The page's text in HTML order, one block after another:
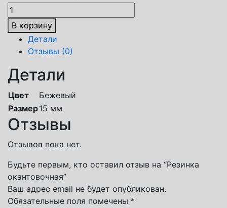
В корзину
Детали
Отзывы (0)
Детали
Цвет
Бежевый
Размер15 мм
Отзывы
Отзывов пока нет.
Будьте первым, кто оставил отзыв на “Резинка
окантовочная”
Ваш адрес email не будет опубликован.
Обязательные поля помечены *